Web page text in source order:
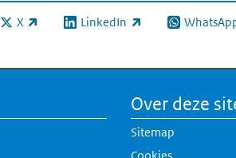
X
(externe link) LinkedIn
(externe link) (externe
Over deze
Sitemap